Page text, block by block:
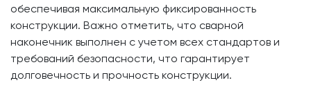
обеспечивая максимальную фиксированность
конструкции. Важно отметить, что сварной
наконечник выполнен с учетом всех стандартов и
требований безопасности, что гарантирует
долговечность и прочность конструкции.